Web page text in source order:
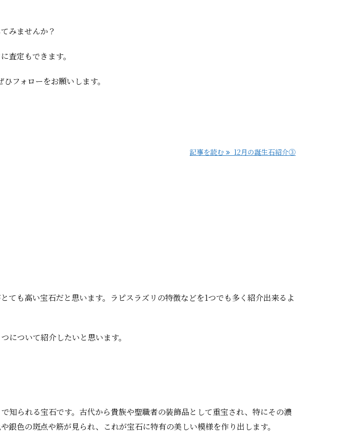
みませんか？
査定もできます。
フォローをお願いします。
記事を読む 12月の誕生石紹介③
も高い宝石だと思います。ラピスラズリの特徴などを1つでも多く紹介出来るよ
について紹介したいと思います。
知られる宝石です。古代から貴族や聖職者の装飾品として重宝され、特にその濃
色の斑点や筋が見られ、これが宝石に特有の美しい模様を作り出します。